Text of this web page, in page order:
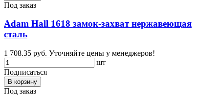
Под заказ
Adam Hall 1618 замок-захват нержавеющая
сталь
1 708.35 руб. Уточняйте цены у менеджеров!
шт
Подписаться
В корзину
Под заказ